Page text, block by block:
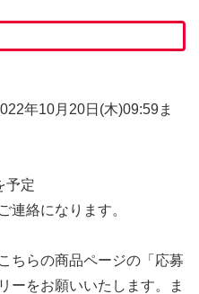
年10月20日(木)09:59ま
予定
連絡になります。
ちらの商品ページの「応募
ーをお願いいたします。ま